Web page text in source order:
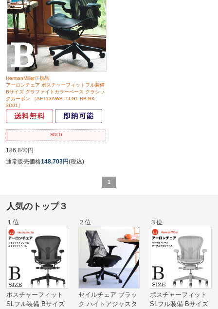
HermanMiller正規品
アーロンチェア ポスチャーフィットフル装備
Bサイズ グラファイトカラーベース クラシッ
クカーボン ［AE113AWB PJ G1 BB BK
3D01］
SOLD
186,840円
通常販売価格148,703円(税込)
1
人気のトップ３
１位
ポスチャーフィット
SLフル装備 Bサイズ
２位
セイルチェア ブラッ
ク ハイトアジャスタ
３位
ポスチャーフィット
SLフル装備 Bサイズ